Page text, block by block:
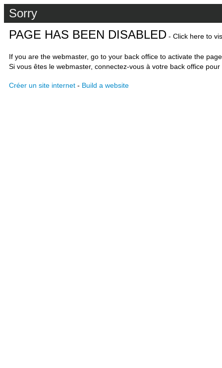
Sorry
PAGE HAS BEEN DISABLED - Click here to
If you are the webmaster, go to your back office to activate the
Si vous êtes le webmaster, connectez-vous à votre back office
Créer un site internet - Build a website